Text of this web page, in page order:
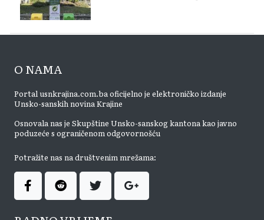
O NAMA
Portal usnkrajina.com.ba oficijelno je elektroničko izdanje
Unsko-sanskih novina Krajine
Osnovala nas je Skupštine Unsko-sanskog kantona kao javno
poduzeće s ograničenom odgovornošću
Potražite nas na društvenim mrežama: